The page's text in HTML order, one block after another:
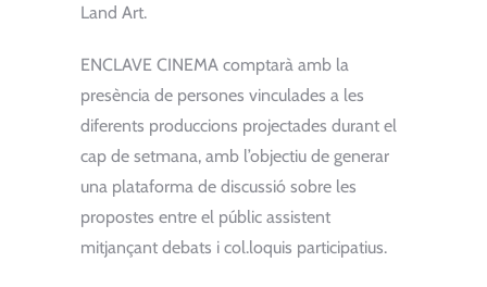
Land Art.
ENCLAVE CINEMA comptarà amb la
presència de persones vinculades a les
diferents produccions projectades durant el
cap de setmana, amb l’objectiu de generar
una plataforma de discussió sobre les
propostes entre el públic assistent
mitjançant debats i col.loquis participatius.